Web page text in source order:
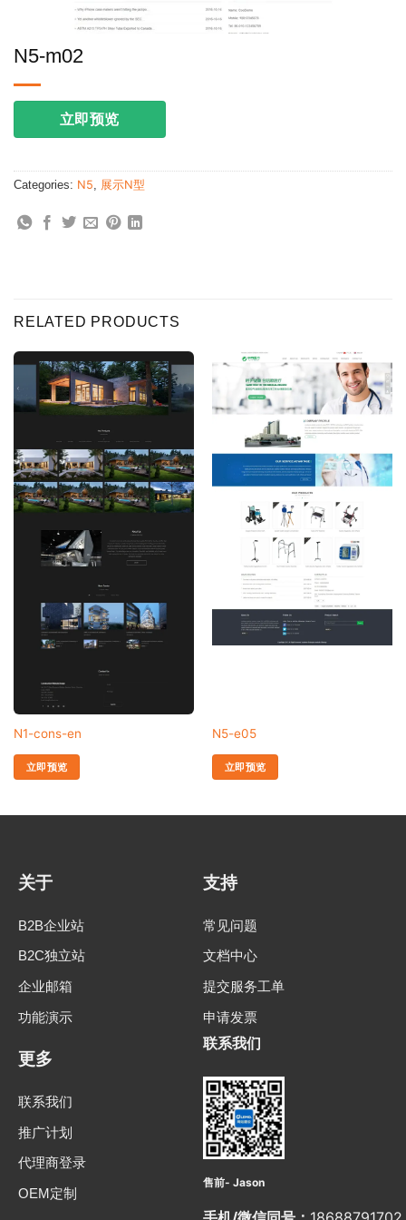
N5-m02
立即预览
Categories: N5, 展示N型
RELATED PRODUCTS
N1-cons-en
立即预览
N5-e05
立即预览
关于
B2B企业站
B2C独立站
企业邮箱
功能演示
支持
常见问题
文档中心
提交服务工单
申请发票
更多
联系我们
推广计划
代理商登录
OEM定制
联系我们
售前- Jason